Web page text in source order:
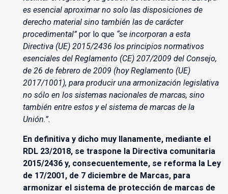
es esencial aproximar no solo las disposiciones de
derecho material sino también las de carácter
procedimental”por lo que “se incorporan a esta
Directiva (UE) 2015/2436 los principios normativos
esenciales del Reglamento (CE) 207/2009 del Consejo,
de 26 de febrero de 2009 (hoy Reglamento (UE)
2017/1001), para producir una armonización legislativa
no sólo en los sistemas nacionales de marcas, sino
también entre estos y el sistema de marcas de la
Unión.”.
En definitiva y dicho muy llanamente, mediante el
RDL 23/2018, se traspone la Directiva comunitaria
2015/2436 y, consecuentemente, se reforma la Ley
de 17/2001, de 7 diciembre de Marcas, para
armonizar el sistema de protección de marcas de